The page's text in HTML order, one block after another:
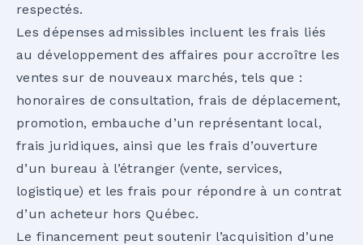
respectés.
Les dépenses admissibles incluent les frais liés
au développement des affaires pour accroître les
ventes sur de nouveaux marchés, tels que :
honoraires de consultation, frais de déplacement,
promotion, embauche d’un représentant local,
frais juridiques, ainsi que les frais d’ouverture
d’un bureau à l’étranger (vente, services,
logistique) et les frais pour répondre à un contrat
d’un acheteur hors Québec.
Le financement peut soutenir l’acquisition d’une